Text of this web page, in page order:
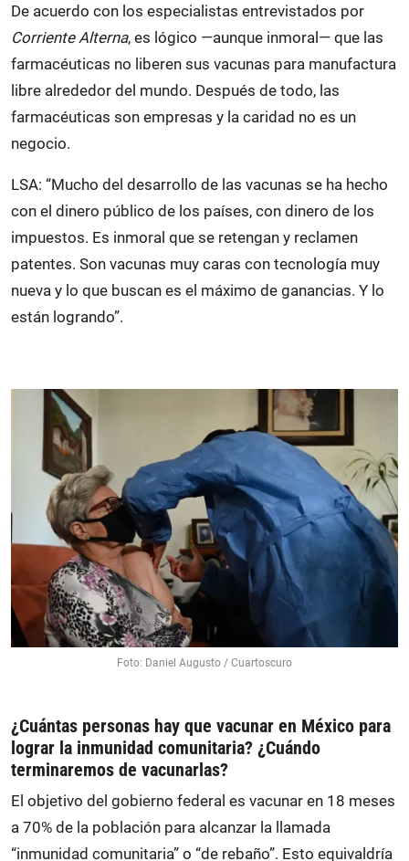
De acuerdo con los especialistas entrevistados por
Corriente Alterna, es lógico —aunque inmoral— que las
farmacéuticas no liberen sus vacunas para manufactura
libre alrededor del mundo. Después de todo, las
farmacéuticas son empresas y la caridad no es un
negocio.
LSA: “Mucho del desarrollo de las vacunas se ha hecho
con el dinero público de los países, con dinero de los
impuestos. Es inmoral que se retengan y reclamen
patentes. Son vacunas muy caras con tecnología muy
nueva y lo que buscan es el máximo de ganancias. Y lo
están logrando”.
Foto: Daniel Augusto / Cuartoscuro
¿Cuántas personas hay que vacunar en México para
lograr la inmunidad comunitaria? ¿Cuándo
terminaremos de vacunarlas?
El objetivo del gobierno federal es vacunar en 18 meses
a 70% de la población para alcanzar la llamada
“inmunidad comunitaria” o “de rebaño”. Esto equivaldría